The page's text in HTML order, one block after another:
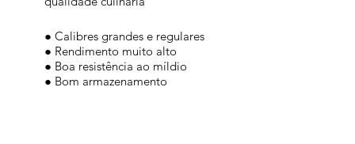
● Calibres grandes e regulares
● Rendimento muito alto
● Boa resistência ao míldio
● Bom armazenamento